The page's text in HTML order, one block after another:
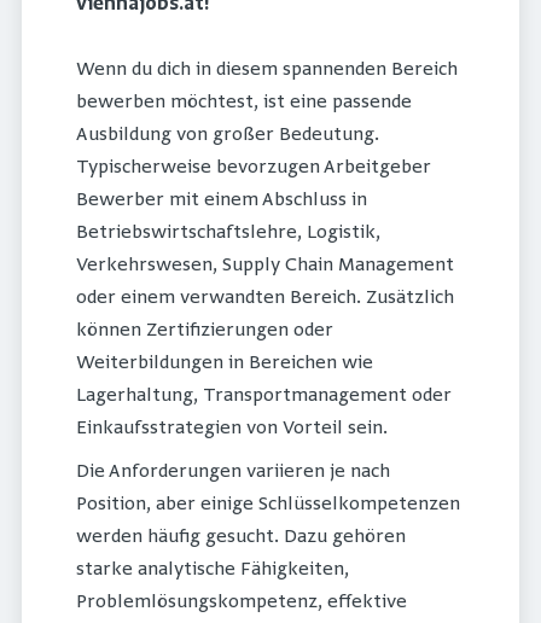
viennajobs.at!
Wenn du dich in diesem spannenden Bereich
bewerben möchtest, ist eine passende
Ausbildung von großer Bedeutung.
Typischerweise bevorzugen Arbeitgeber
Bewerber mit einem Abschluss in
Betriebswirtschaftslehre, Logistik,
Verkehrswesen, Supply Chain Management
oder einem verwandten Bereich. Zusätzlich
können Zertifizierungen oder
Weiterbildungen in Bereichen wie
Lagerhaltung, Transportmanagement oder
Einkaufsstrategien von Vorteil sein.
Die Anforderungen variieren je nach
Position, aber einige Schlüsselkompetenzen
werden häufig gesucht. Dazu gehören
starke analytische Fähigkeiten,
Problemlösungskompetenz, effektive